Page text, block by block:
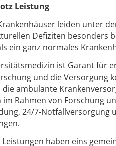
Leistung
leiden unter
Defiziten besonders
ein ganz normales
ist Garant für
und die Versorgung
ambulante
im Rahmen von Forschung
24/7-Notfallversorgung
Leistungen haben eins